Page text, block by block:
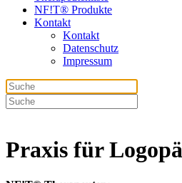
NF!T® Produkte
Kontakt
Kontakt
Datenschutz
Impressum
Praxis für